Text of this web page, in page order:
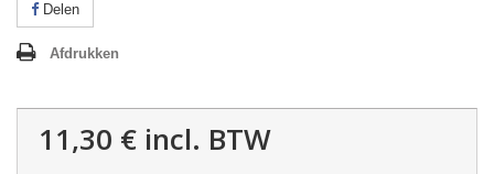
Delen
Afdrukken
11,30 € incl. BTW